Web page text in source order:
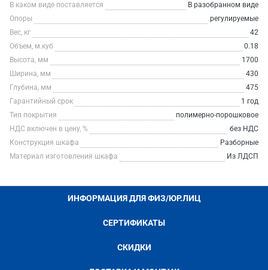
В каком виде поставляется
В разобранном виде
Опоры
регулируемые
Вес, кг
42
Объем, м.куб
0.18
Высота, мм
1700
Ширина, мм
430
Глубина, мм
475
Гарантийный срок
1 год
Тип покрытия
полимерно-порошковое
НДС включен в цену, %
без НДС
Конструкция шкафа
Разборные
Материал изготовления шкафа
Из ЛДСП
ИНФОРМАЦИЯ ДЛЯ ФИЗ/ЮР.ЛИЦ
СЕРТИФИКАТЫ
СКИДКИ